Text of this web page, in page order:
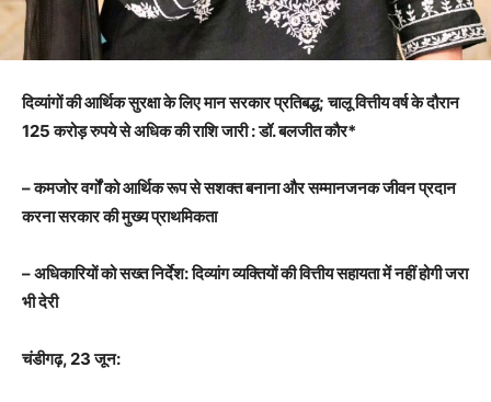
दिव्यांगों की आर्थिक सुरक्षा के लिए मान सरकार प्रतिबद्ध; चालू वित्तीय वर्ष के दौरान
125 करोड़ रुपये से अधिक की राशि जारी : डॉ. बलजीत कौर*
– कमजोर वर्गों को आर्थिक रूप से सशक्त बनाना और सम्मानजनक जीवन प्रदान
करना सरकार की मुख्य प्राथमिकता
– अधिकारियों को सख्त निर्देश: दिव्यांग व्यक्तियों की वित्तीय सहायता में नहीं होगी जरा
भी देरी
चंडीगढ़, 23 जून: